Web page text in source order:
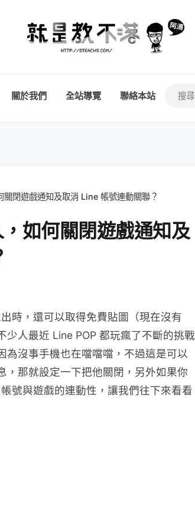
關於我們 全站導覽 聯絡本站
閉遊戲通知及取消 Line 帳號連動關聯？
如何關閉遊戲通知及
時，還可以取得免費貼圖（現在沒有
人最近 Line POP 都玩瘋了不斷的挑戰
為沒事手機也在噹噹噹，不過這是可以
，那就設定一下把他關閉，另外如果你
號與遊戲的連動性，讓我們往下來看看